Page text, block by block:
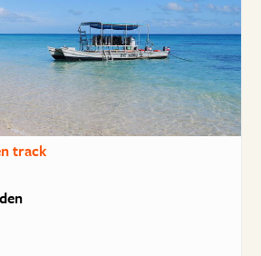
track